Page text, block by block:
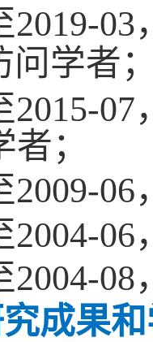
2019-03
问学者
2015-07
；
2009-06
2004-06
2004-08
成果